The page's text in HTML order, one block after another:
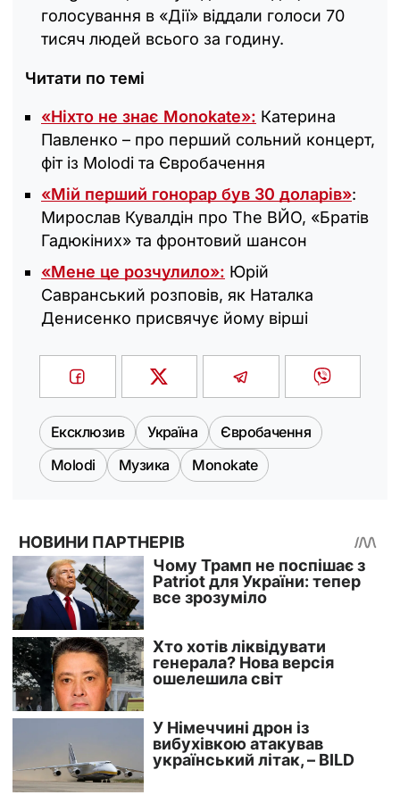
голосування в «Дії» віддали голоси 70
тисяч людей всього за годину.
Читати по темі
«Ніхто не знає Monokate»: Катерина
Павленко – про перший сольний концерт,
фіт із Molodi та Євробачення
«Мій перший гонорар був 30 доларів»:
Мирослав Кувалдін про The ВЙО, «Братів
Гадюкіних» та фронтовий шансон
«Мене це розчулило»: Юрій
Савранський розповів, як Наталка
Денисенко присвячує йому вірші
Ексклюзив Україна
Євробачення
Molodi
Музика Monokate